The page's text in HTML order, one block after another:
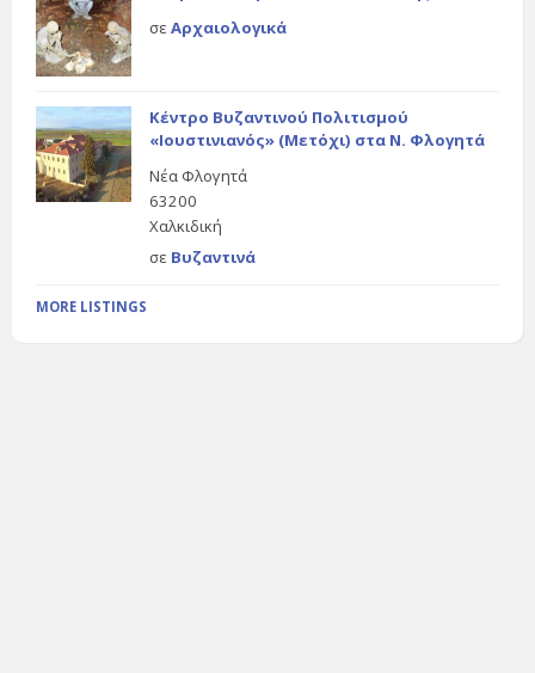
σε Αρχαιολογικά
Κέντρο Βυζαντινού Πολιτισμού
«Ιουστινιανός» (Μετόχι) στα Ν. Φλογητά
Νέα Φλογητά
63200
Χαλκιδική
σε Βυζαντινά
MORE LISTINGS